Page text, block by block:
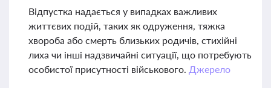
Відпустка надається у випадках важливих
життєвих подій, таких як одруження, тяжка
хвороба або смерть близьких родичів, стихійні
лиха чи інші надзвичайні ситуації, що потребують
особистої присутності військового. Джерело